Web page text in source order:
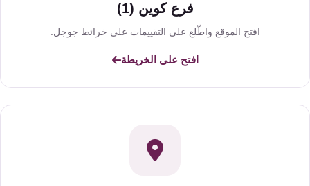
فرع كوين (1)
افتح الموقع واطّلع على التقييمات على خرائط جوجل.
افتح على الخريطة